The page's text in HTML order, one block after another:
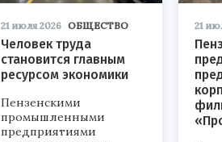
21 июля 2026 ОБЩЕСТВО
Человек труда
становится главным
ресурсом экономики
Пензенскими
промышленными
предприятиями
21